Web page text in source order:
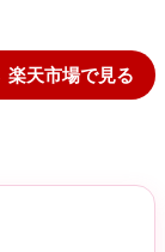
楽天市場で見る